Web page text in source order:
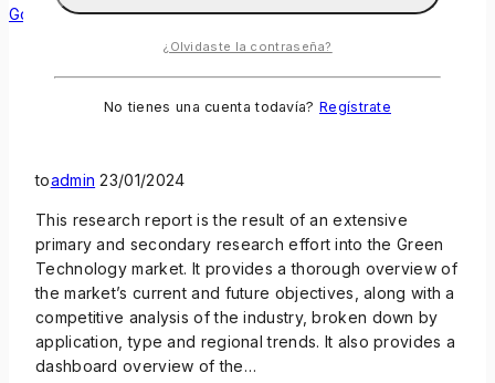
SEO Writing: 12 Tips on Writing Blog
toadmin 23/01/2024
This research report is the result of an extensive
primary and secondary research effort into the Green
Technology market. It provides a thorough overview of
the market’s current and future objectives, along with a
competitive analysis of the industry, broken down by
application, type and regional trends. It also provides a
dashboard overview of the…
¿Olvidaste la contraseña?
No tienes una cuenta todavía? Regístrate